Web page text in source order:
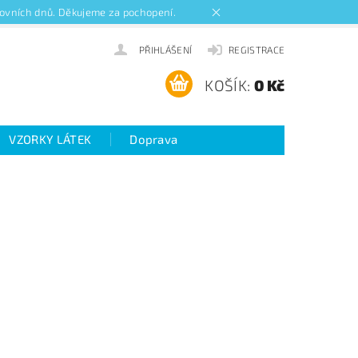
dnů. Děkujeme za pochopení.
PŘIHLÁŠENÍ REGISTRACE
KOŠÍK: 0 Kč
VZORKY LÁTEK Doprava